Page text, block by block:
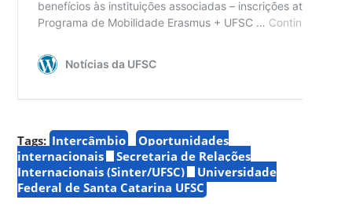
Tags: Intercâmbio
Oportunidades
internacionais
Secretaria de Relações
Internacionais (Sinter/UFSC)
Universidade
Federal de Santa Catarina UFSC